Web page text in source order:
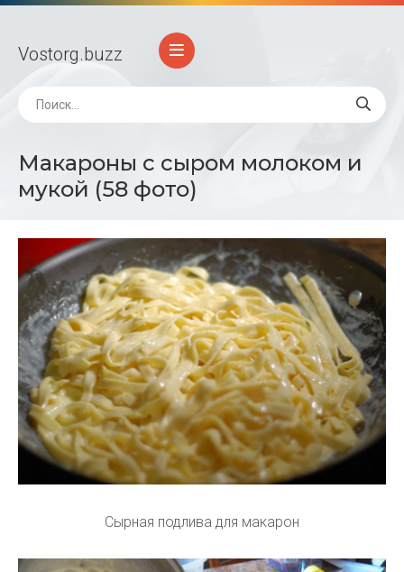
Vostorg.buzz
Макароны с сыром молоком и
мукой (58 фото)
Сырная подлива для макарон